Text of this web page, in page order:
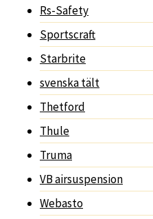
Rs-Safety
Sportscraft
Starbrite
svenska tält
Thetford
Thule
Truma
VB airsuspension
Webasto